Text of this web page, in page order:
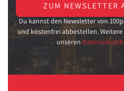
ZUM NEWSLETTER
Du kannst den Newsletter von
und kostenfrei abbestellen.
unseren